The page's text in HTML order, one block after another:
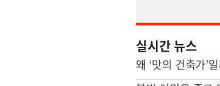
실시간 뉴스